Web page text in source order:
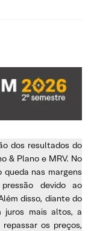
dos resultados do
& Plano e MRV. No
queda nas margens
devido ao
disso, diante do
juros mais altos, a
os preços,